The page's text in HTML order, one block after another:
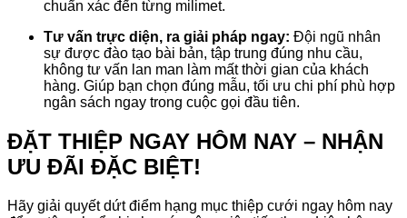
chuẩn xác đến từng milimet.
Tư vấn trực diện, ra giải pháp ngay: Đội ngũ nhân
sự được đào tạo bài bản, tập trung đúng nhu cầu,
không tư vấn lan man làm mất thời gian của khách
hàng. Giúp bạn chọn đúng mẫu, tối ưu chi phí phù hợp
ngân sách ngay trong cuộc gọi đầu tiên.
ĐẶT THIỆP NGAY HÔM NAY – NHẬN
ƯU ĐÃI ĐẶC BIỆT!
Hãy giải quyết dứt điểm hạng mục thiệp cưới ngay hôm nay